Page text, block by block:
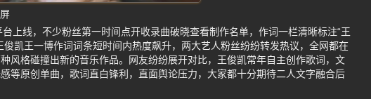
上线，不少粉丝第一时间点开收录曲破晓查看制作名单，作词一栏清晰标注“王
凯王一博作词词条短时间内热度飙升，两大艺人粉丝纷纷转发热议，全网都在
风格碰撞出新的音乐作品。网友纷纷展开对比，王俊凯常年自主创作歌词，文
等原创单曲，歌词直白锋利，直面舆论压力，大家都十分期待二人文字融合后